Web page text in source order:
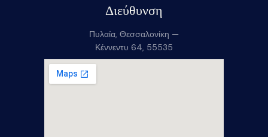
Διεύθυνση
Πυλαία, Θεσσαλονίκη —
Κέννεντυ 64, 55535